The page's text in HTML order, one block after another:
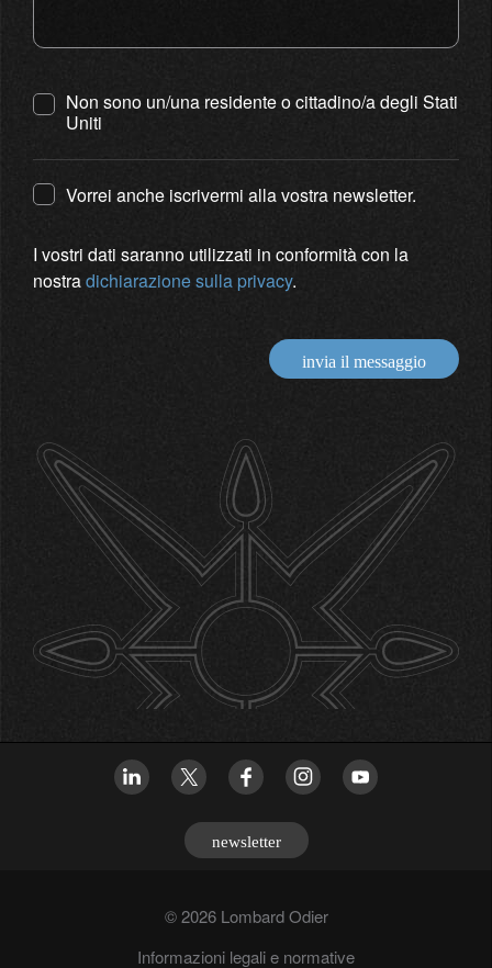
Non sono un/una residente o cittadino/a degli Stati
Uniti
Vorrei anche iscrivermi alla vostra newsletter.
I vostri dati saranno utilizzati in conformità con la
nostradichiarazione sulla privacy.
invia il messaggio
newsletter
© 2026 Lombard Odier
Informazioni legali e normative